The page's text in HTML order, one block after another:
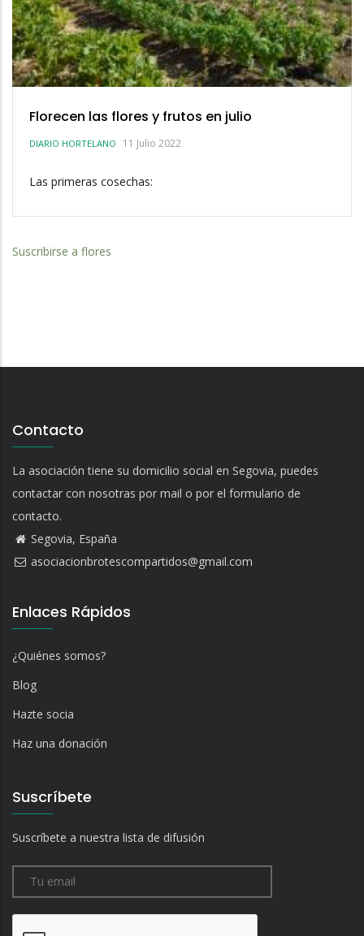
Florecen las flores y frutos en julio
DIARIO HORTELANO 11 Julio 2022
Las primeras cosechas:
Suscribirse a flores
Contacto
La asociación tiene su domicilio social en Segovia, puedes
contactar con nosotras por mail o por el formulario de
contacto.
Segovia, España
asociacionbrotescompartidos@gmail.com
Enlaces Rápidos
¿Quiénes somos?
Blog
Hazte socia
Haz una donación
Suscríbete
Suscríbete a nuestra lista de difusión